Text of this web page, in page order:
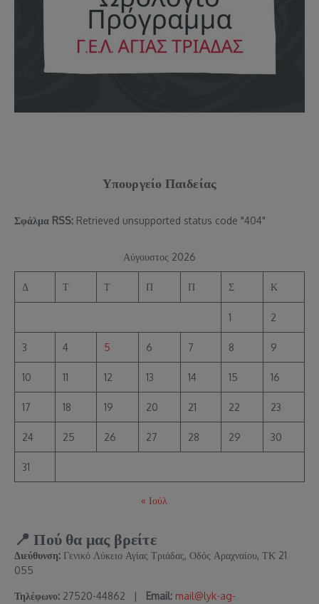
Υπουργείο Παιδείας
Σφάλμα RSS: Retrieved unsupported status code "404"
Αύγουστος 2026
Δ Τ Τ Π Π Σ Κ
1 2
3 4 5 6 7 8 9
10 11 12 13 14 15 16
17 18 19 20 21 22 23
24 25 26 27 28 29 30
31
« Ιούλ
📍 Πού θα μας βρείτε
Διεύθυνση: Γενικό Λύκειο Αγίας Τριάδας, Οδός Αραχναίου, ΤΚ 21
055
Τηλέφωνο: 27520-44862 | Email: mail@lyk-ag-